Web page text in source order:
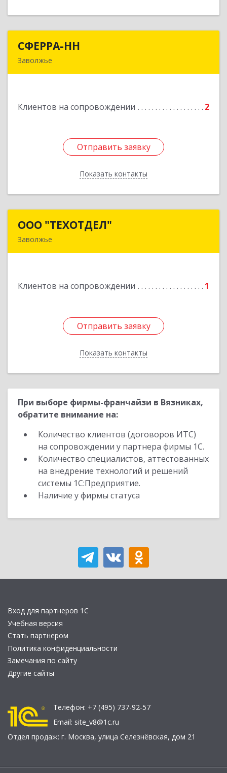
СФЕРРА-НН
Заволжье
Клиентов на сопровождении 2
Отправить заявку
Показать контакты
Отправить заявку
Назад
ООО "ТЕХОТДЕЛ"
Заволжье
Клиентов на сопровождении 1
Отправить заявку
Показать контакты
Отправить заявку
Назад
При выборе фирмы-франчайзи в Вязниках,
обратите внимание на:
Количество клиентов (договоров ИТС)
на сопровождении у партнера фирмы 1С.
Количество специалистов, аттестованных
на внедрение технологий и решений
системы 1С:Предприятие.
Наличие у фирмы статуса
Вход для партнеров 1С
Учебная версия
Стать партнером
Политика конфиденциальности
Замечания по сайту
Другие сайты
Телефон: +7 (495) 737-92-57
Email: site_v8@1c.ru
Отдел продаж: г. Москва, улица Селезнёвская, дом 21